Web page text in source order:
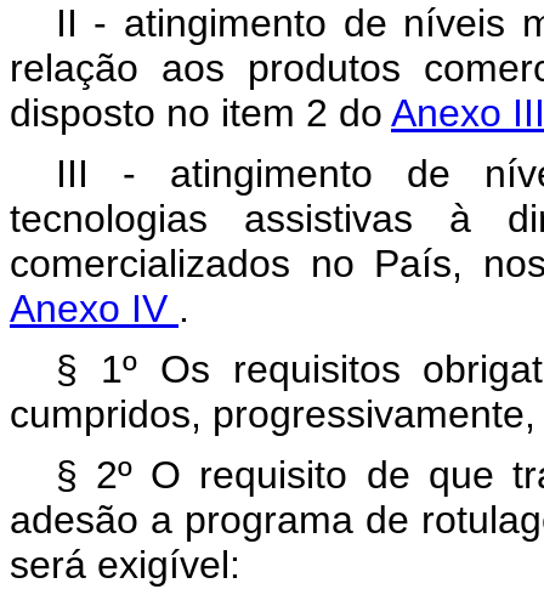
II - atingimento de níveis
relação aos produtos
disposto no item 2 do Anexo
III - atingimento de
tecnologias assistivas à
comercializados no País,
Anexo IV .
§ 1º Os requisitos
cumpridos,
§ 2º O requisito de que
adesão a programa de
será exigível: